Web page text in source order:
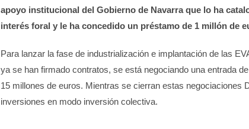
apoyo institucional del Gobierno de Navarra que lo ha
interés foral y le ha concedido un préstamo de 1 millón de
Para lanzar la fase de industrialización e implantación de las
ya se han firmado contratos, se está negociando una entrada
15 millones de euros. Mientras se cierran estas negociaciones
inversiones en modo inversión colectiva.